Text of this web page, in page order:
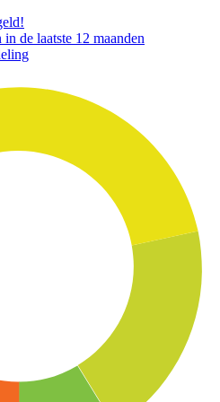
de laatste 12 maanden